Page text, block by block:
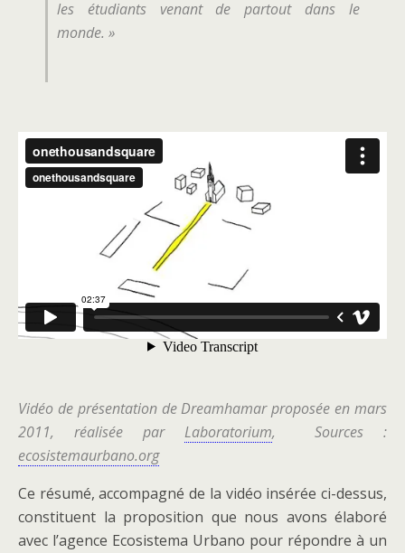
les étudiants venant de partout dans le
monde. »
Vidéo de présentation de Dreamhamar proposée en mars
2011, réalisée par Laboratorium, Sources :
ecosistemaurbano.org
Ce résumé, accompagné de la vidéo insérée ci-dessus,
constituent la proposition que nous avons élaboré
avec l’agence Ecosistema Urbano pour répondre à un